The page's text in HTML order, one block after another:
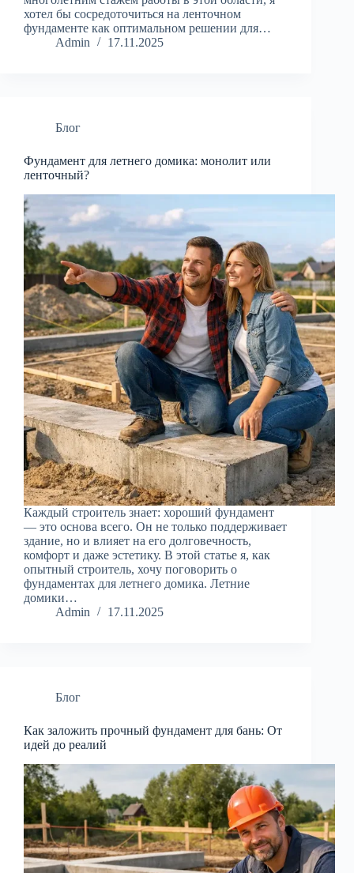
хотел бы сосредоточиться на ленточном
фундаменте как оптимальном решении для…
Admin
17.11.2025
Блог
Фундамент для летнего домика: монолит или
ленточный?
Каждый строитель знает: хороший фундамент
— это основа всего. Он не только поддерживает
здание, но и влияет на его долговечность,
комфорт и даже эстетику. В этой статье я, как
опытный строитель, хочу поговорить о
фундаментах для летнего домика. Летние
домики…
Admin
17.11.2025
Блог
Как заложить прочный фундамент для бань: От
идей до реалий